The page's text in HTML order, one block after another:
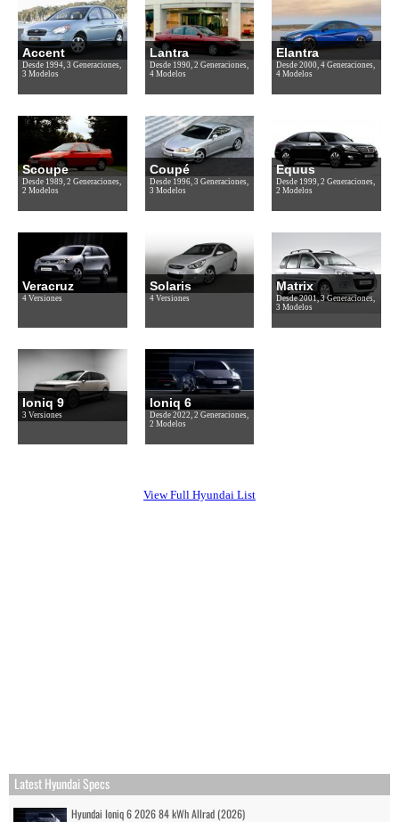
Accent
Desde 1994, 3 Generaciones,
3 Modelos
Lantra
Desde 1990, 2 Generaciones,
4 Modelos
Elantra
Desde 2000, 4 Generaciones,
4 Modelos
Scoupe
Desde 1989, 2 Generaciones,
2 Modelos
Coupé
Desde 1996, 3 Generaciones,
3 Modelos
Equus
Desde 1999, 2 Generaciones,
2 Modelos
Veracruz
4 Versiones
Solaris
4 Versiones
Matrix
Desde 2001, 3 Generaciones,
3 Modelos
Ioniq 9
3 Versiones
Ioniq 6
Desde 2022, 2 Generaciones,
2 Modelos
View Full Hyundai List
Latest Hyundai Specs
Hyundai Ioniq 6 2026 84 kWh Allrad (2026)